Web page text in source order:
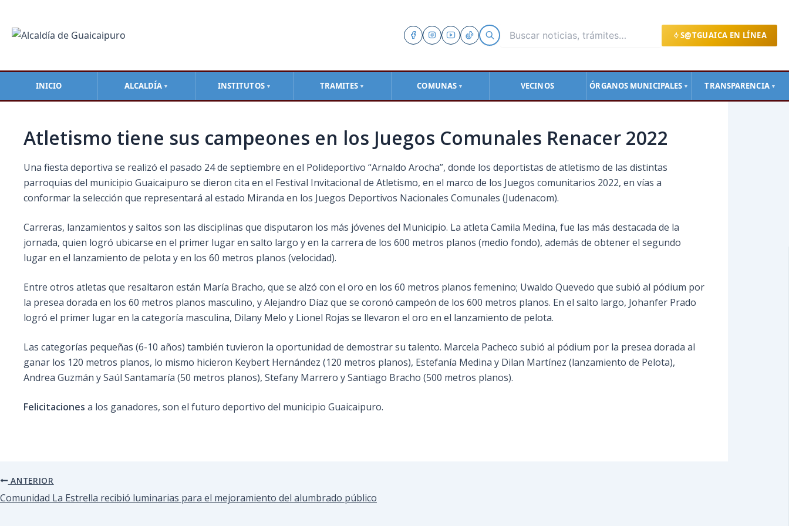
S@TGUAICA EN LÍNEA
INICIO ALCALDÍA ▼ INSTITUTOS ▼ TRAMITES ▼ COMUNAS ▼ VECINOS ÓRGANOS MUNICIPALES ▼ TRANSPARENCIA ▼
contenido
Atletismo tiene sus campeones en los Juegos Comunales Renacer 2022
Una fiesta deportiva se realizó el pasado 24 de septiembre en el Polideportivo “Arnaldo Arocha”, donde los deportistas de atletismo de las distintas
parroquias del municipio Guaicaipuro se dieron cita en el Festival Invitacional de Atletismo, en el marco de los Juegos comunitarios 2022, en vías a
conformar la selección que representará al estado Miranda en los Juegos Deportivos Nacionales Comunales (Judenacom).
Carreras, lanzamientos y saltos son las disciplinas que disputaron los más jóvenes del Municipio. La atleta Camila Medina, fue las más destacada de la
jornada, quien logró ubicarse en el primer lugar en salto largo y en la carrera de los 600 metros planos (medio fondo), además de obtener el segundo
lugar en el lanzamiento de pelota y en los 60 metros planos (velocidad).
Entre otros atletas que resaltaron están María Bracho, que se alzó con el oro en los 60 metros planos femenino; Uwaldo Quevedo que subió al pódium por
la presea dorada en los 60 metros planos masculino, y Alejandro Díaz que se coronó campeón de los 600 metros planos. En el salto largo, Johanfer Prado
logró el primer lugar en la categoría masculina, Dilany Melo y Lionel Rojas se llevaron el oro en el lanzamiento de pelota.
Las categorías pequeñas (6-10 años) también tuvieron la oportunidad de demostrar su talento. Marcela Pacheco subió al pódium por la presea dorada al
ganar los 120 metros planos, lo mismo hicieron Keybert Hernández (120 metros planos), Estefanía Medina y Dilan Martínez (lanzamiento de Pelota),
Andrea Guzmán y Saúl Santamaría (50 metros planos), Stefany Marrero y Santiago Bracho (500 metros planos).
Felicitaciones a los ganadores, son el futuro deportivo del municipio Guaicaipuro.
entradas
ANTERIOR
Comunidad La Estrella recibió luminarias para el mejoramiento del alumbrado público